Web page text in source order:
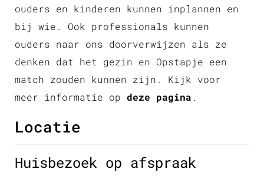
ouders en kinderen kunnen inplannen en
bij wie. Ook professionals kunnen
ouders naar ons doorverwijzen als ze
denken dat het gezin en Opstapje een
match zouden kunnen zijn. Kijk voor
meer informatie op deze pagina .
Locatie
Huisbezoek op afspraak